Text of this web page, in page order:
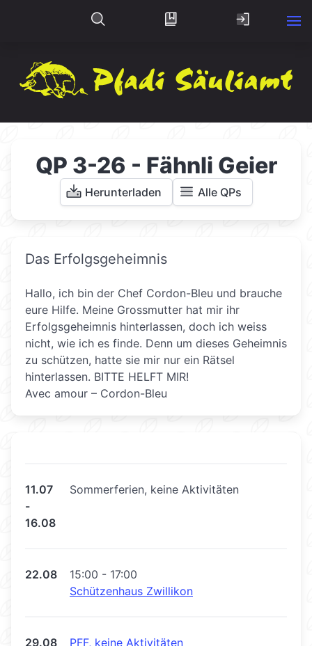
QP 3-26 - Fähnli Geier
Herunterladen Alle QPs
Das Erfolgsgeheimnis
Hallo, ich bin der Chef Cordon-Bleu und brauche
eure Hilfe. Meine Grossmutter hat mir ihr
Erfolgsgeheimnis hinterlassen, doch ich weiss
nicht, wie ich es finde. Denn um dieses Geheimnis
zu schützen, hatte sie mir nur ein Rätsel
hinterlassen. BITTE HELFT MIR!
Avec amour – Cordon-Bleu
11.07
-
16.08
Sommerferien, keine Aktivitäten
22.08
15:00 - 17:00
Schützenhaus Zwillikon
29.08 PFF, keine Aktivitäten